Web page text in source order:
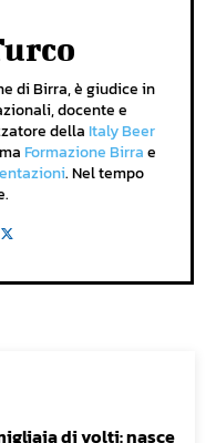
di Birra, è giudice in
docente e
della Italy Beer
Formazione Birrae
. Nel tempo
di volti: nasce